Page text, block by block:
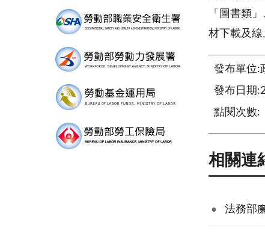
「圖書類
材下載及線
發布單位:
發布日期
點閱次數:
相關連
法務部